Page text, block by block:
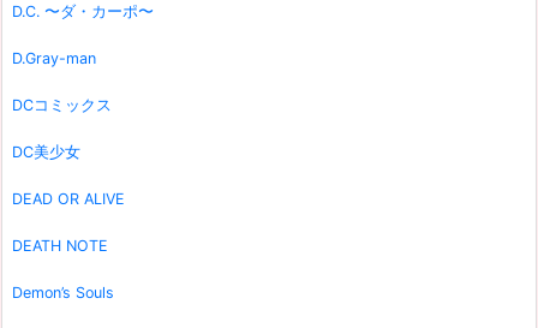
D.C. 〜ダ・カーポ〜
D.Gray-man
DCコミックス
DC美少女
DEAD OR ALIVE
DEATH NOTE
Demon’s Souls